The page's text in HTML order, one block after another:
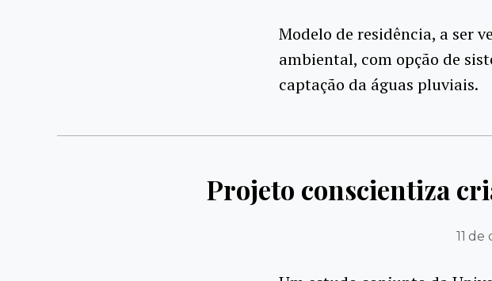
Modelo de residência, a ser
ambiental, com opção de
captação da águas pluviais.
Projeto conscientiza
11